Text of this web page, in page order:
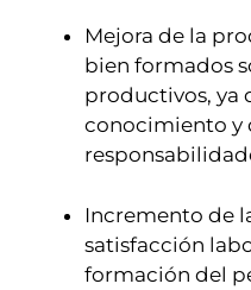
Mejora de la
bien formados
productivos, ya
conocimiento y
Incremento de
satisfacción
formación del